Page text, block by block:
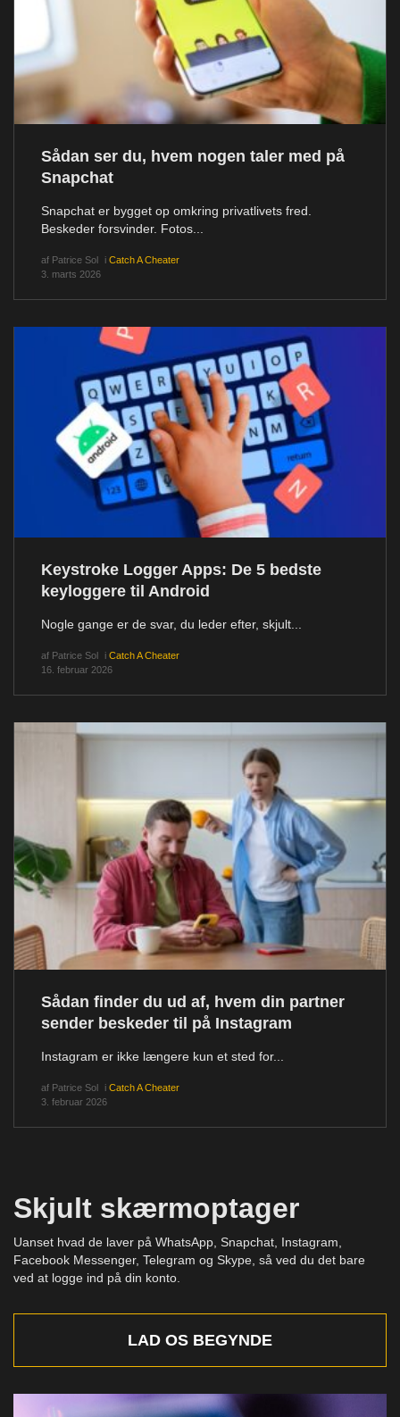
Sådan ser du, hvem nogen taler med på
Snapchat
Snapchat er bygget op omkring privatlivets fred.
Beskeder forsvinder. Fotos...
af Patrice Sol i Catch A Cheater
3. marts 2026
Keystroke Logger Apps: De 5 bedste
keyloggere til Android
Nogle gange er de svar, du leder efter, skjult...
af Patrice Sol i Catch A Cheater
16. februar 2026
Sådan finder du ud af, hvem din partner
sender beskeder til på Instagram
Instagram er ikke længere kun et sted for...
af Patrice Sol i Catch A Cheater
3. februar 2026
Skjult skærmoptager
Uanset hvad de laver på WhatsApp, Snapchat, Instagram,
Facebook Messenger, Telegram og Skype, så ved du det bare
ved at logge ind på din konto.
LAD OS BEGYNDE